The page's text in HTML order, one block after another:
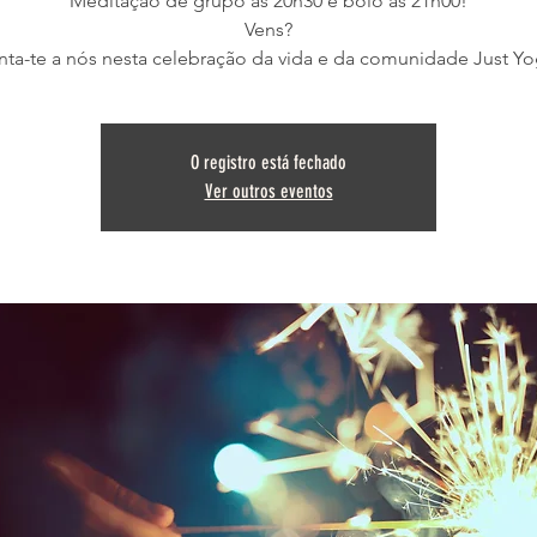
Vens?
te a nós nesta celebração da vida e da comunidade Just
O registro está fechado
Ver outros eventos